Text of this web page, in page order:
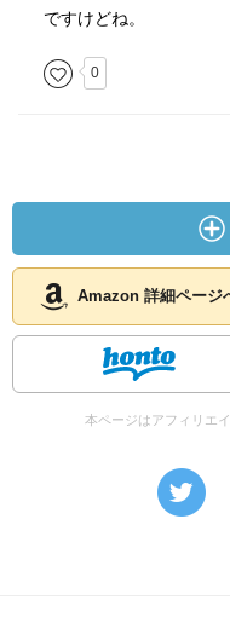
ですけどね。
0
Amazon 詳細ページ
本ページはアフィリエ